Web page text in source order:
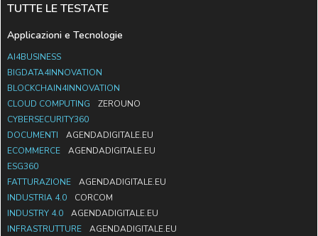
TUTTE LE TESTATE
Applicazioni e Tecnologie
AI4BUSINESS
BIGDATA4INNOVATION
BLOCKCHAIN4INNOVATION
CLOUD COMPUTING
ZEROUNO
CYBERSECURITY360
DOCUMENTI
AGENDADIGITALE.EU
ECOMMERCE
AGENDADIGITALE.EU
ESG360
FATTURAZIONE
AGENDADIGITALE.EU
INDUSTRIA 4.0
CORCOM
INDUSTRY 4.0
AGENDADIGITALE.EU
INFRASTRUTTURE
AGENDADIGITALE.EU